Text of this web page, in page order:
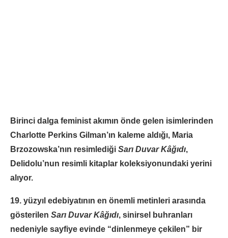
Birinci dalga feminist akımın önde gelen isimlerinden
Charlotte Perkins Gilman’ın kaleme aldığı, Maria
Brzozowska’nın resimlediği Sarı Duvar Kâğıdı,
Delidolu’nun resimli kitaplar koleksiyonundaki yerini
alıyor.
19. yüzyıl edebiyatının en önemli metinleri arasında
gösterilen Sarı Duvar Kâğıdı, sinirsel buhranları
nedeniyle sayfiye evinde “dinlenmeye çekilen” bir